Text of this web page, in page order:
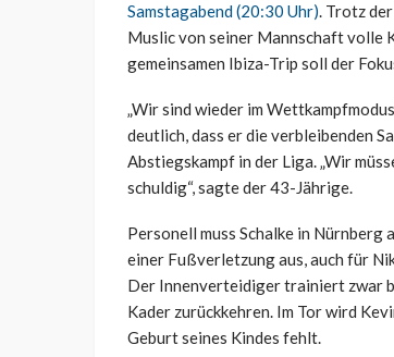
Samstagabend (20:30 Uhr). Trotz
Muslic von seiner Mannschaft volle
gemeinsamen Ibiza-Trip soll der
„Wir sind wieder im
deutlich, dass er die verbleibenden
Abstiegskampf in der Liga. „Wir
schuldig“, sagte der 43-Jährige.
Personell muss Schalke in
einer Fußverletzung aus, auch für
Der Innenverteidiger trainiert zwar
Kader zurückkehren. Im Tor wird
Geburt seines Kindes fehlt.